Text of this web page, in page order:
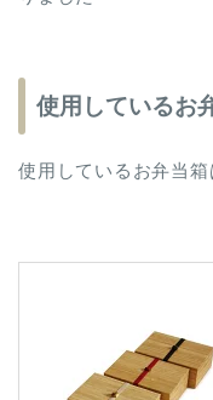
使用しているお
使用しているお弁当